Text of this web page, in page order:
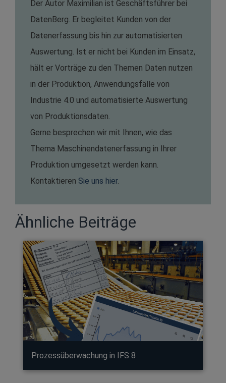
Zykluszeit, Istmenge) oder Zustandsdaten (z.B.
Temperatur) abzielt.
Der Autor Maximilian ist Geschäftsführer bei
DatenBerg. Er begleitet Kunden von der
Datenerfassung bis hin zur automatisierten
Auswertung. Ist er nicht bei Kunden im Einsatz,
hält er Vorträge zu den Themen Daten nutzen
in der Produktion, Anwendungsfälle von
Industrie 4.0 und automatisierte Auswertung
von Produktionsdaten.
Gerne besprechen wir mit Ihnen, wie das
Thema Maschinendatenerfassung in Ihrer
Produktion umgesetzt werden kann.
Kontaktieren Sie uns hier.
Ähnliche Beiträge
Prozessüberwachung in IFS 8